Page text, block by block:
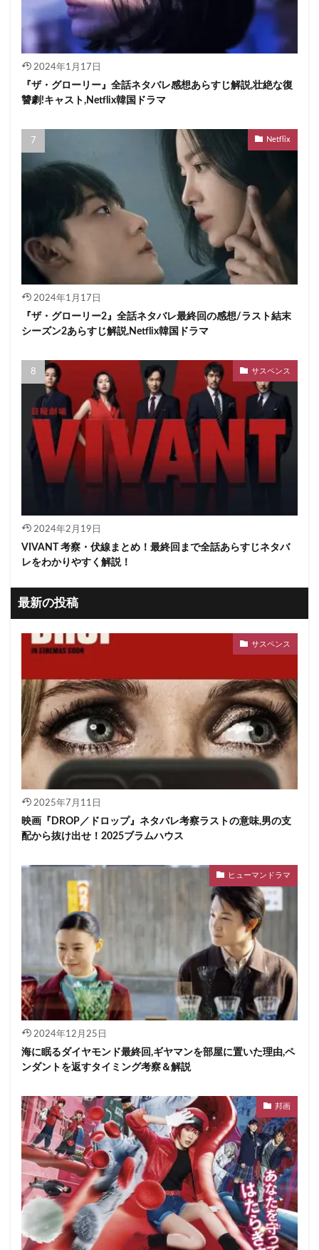
2024年1月17日
『ザ・グローリー』全話ネタバレ感想あらすじ解説,壮絶な復
讐劇!キャスト,Netflix韓国ドラマ
Netflix
2024年1月17日
『ザ・グローリー2』全話ネタバレ最終回の感想/ラスト結末
シーズン2あらすじ解説,Netflix韓国ドラマ
サスペンス
2024年2月19日
VIVANT 考察・伏線まとめ！最終回まで全話あらすじネタバ
レをわかりやすく解説！
最新の投稿
サスペンス
2025年7月11日
映画『DROP／ドロップ』ネタバレ考察ラストの意味,男の支
配から抜け出せ！2025ブラムハウス
ヒューマンドラマ
2024年12月25日
海に眠るダイヤモンド最終回,ギヤマンを部屋に置いた理由,ペ
ンダントを返すタイミング考察＆解説
邦画